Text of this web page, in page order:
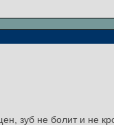
зуб не болит и не